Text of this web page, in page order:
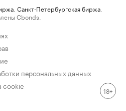
Санкт-Петербургская биржа
Cbonds.
персональных данных
cookie
18+